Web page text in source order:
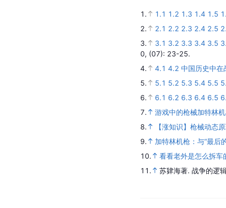
1. 1.1 1.2 1.3 1.4 1.5
2.
2.1 2.2 2.3 2.4 2.5
3.
3.1 3.2 3.3 3.4 3.5
0, (07): 23-25.
4.
4.1 4.2 中国历史中在
5.
5.1 5.2 5.3 5.4 5.5
6.
6.1 6.2 6.3 6.4 6.5
7.
游戏中的枪械加特林
8.
【涨知识】枪械动态
9.
加特林机枪：与“最后
10.
看看老外是怎么拆车
11.
苏肄海著. 战争的逻